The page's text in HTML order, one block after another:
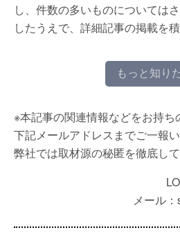
し、件数の多いものについては
したうえで、詳細記事の掲載を
もっと知り
※本記事の関連情報などをお持
下記メールアドレスまでご一報
弊社では取材源の秘匿を徹底して
メール